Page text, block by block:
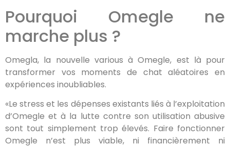
Pourquoi Omegle ne
marche plus ?
Omegla, la nouvelle various à Omegle, est là pour
transformer vos moments de chat aléatoires en
expériences inoubliables.
«Le stress et les dépenses existants liés à l’exploitation
d’Omegle et à la lutte contre son utilisation abusive
sont tout simplement trop élevés. Faire fonctionner
Omegle n’est plus viable, ni financièrement ni